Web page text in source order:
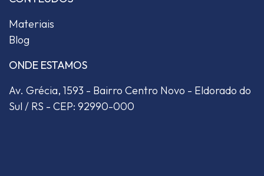
Materiais
Blog
ONDE ESTAMOS
Av. Grécia, 1593 - Bairro Centro Novo - Eldorado do
Sul / RS - CEP: 92990-000